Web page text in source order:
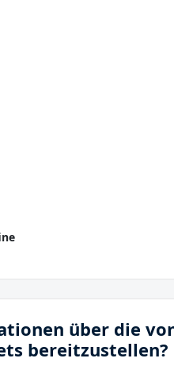
über die
bereitzustellen?